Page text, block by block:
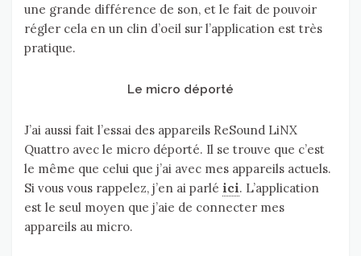
une grande différence de son, et le fait de pouvoir
régler cela en un clin d’oeil sur l’application est très
pratique.
Le micro déporté
J’ai aussi fait l’essai des appareils ReSound LiNX
Quattro avec le micro déporté. Il se trouve que c’est
le même que celui que j’ai avec mes appareils actuels.
Si vous vous rappelez, j’en ai parlé ici. L’application
est le seul moyen que j’aie de connecter mes
appareils au micro.